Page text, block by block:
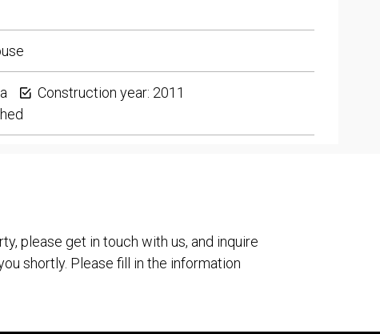
Construction year: 2011
please get in touch with us, and inquire
shortly. Please fill in the information